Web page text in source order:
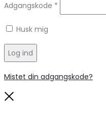
Adgangskode *
Husk mig
Log ind
Mistet din adgangskode?